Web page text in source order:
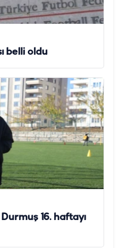
belli oldu
16. haftayı